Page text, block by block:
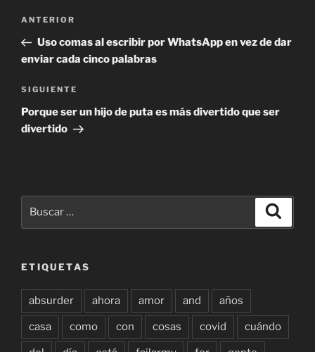
Navegación
entradas
Entrada
anterior:
ANTERIOR
Uso comas al escribir por WhatsApp en vez de dar
enviar cada cinco palabras
Siguiente
entrada
SIGUIENTE
Porque ser un hijo de puta es más divertido que ser
divertido
ETIQUETAS
absurder ahora amor and años
casa como con cosas covid cuándo